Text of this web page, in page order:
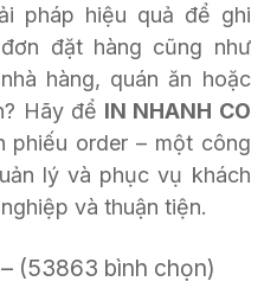
pháp hiệu quả để ghi
đặt hàng cũng như
hàng, quán ăn hoặc
Hãy để IN NHANH CO
phiếu order – một công
lý và phục vụ khách
và thuận tiện.
(53863 bình chọn)